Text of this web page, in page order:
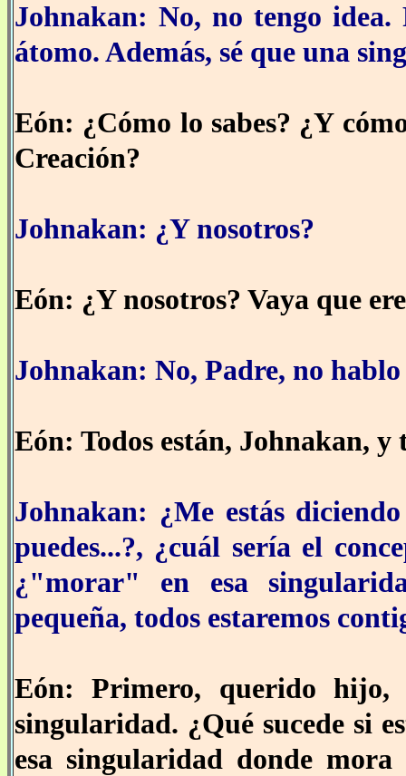
Johnakan: No, no tengo idea.
átomo. Además, sé que una
Eón: ¿Cómo lo sabes? ¿Y
Creación?
Johnakan: ¿Y nosotros?
Eón: ¿Y nosotros? Vaya que
Johnakan: No, Padre, no
Eón: Todos están, Johnakan, y
Johnakan: ¿Me estás
puedes...?, ¿cuál sería el
¿"morar" en esa
pequeña, todos estaremos
Eón: Primero, querido
singularidad. ¿Qué sucede si
esa singularidad donde